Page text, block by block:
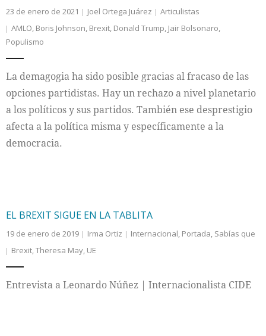
23 de enero de 2021 Joel Ortega Juárez
Articulistas
AMLO, Boris Johnson, Brexit, Donald Trump, Jair Bolsonaro,
Populismo
La demagogia ha sido posible gracias al fracaso de las
opciones partidistas. Hay un rechazo a nivel planetario
a los políticos y sus partidos. También ese desprestigio
afecta a la política misma y específicamente a la
democracia.
EL BREXIT SIGUE EN LA TABLITA
19 de enero de 2019 Irma Ortiz Internacional, Portada, Sabías que
Brexit,Theresa May, UE
Entrevista a Leonardo Núñez | Internacionalista CIDE